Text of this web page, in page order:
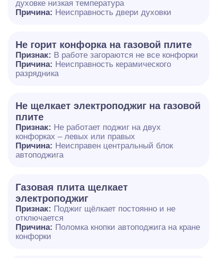
духовке низкая температура
Причина: Неисправность двери духовки
Не горит конфорка на газовой плите
Признак: В работе загораются не все конфорки
Причина: Неисправность керамического
разрядника
Не щелкает электроподжиг на газовой
плите
Признак: Не работает поджиг на двух
конфорках – левых или правых
Причина: Неисправен центральный блок
автоподжига
Газовая плита щелкает
электроподжиг
Признак: Поджиг щёлкает постоянно и не
отключается
Причина: Поломка кнопки автоподжига на кране
конфорки